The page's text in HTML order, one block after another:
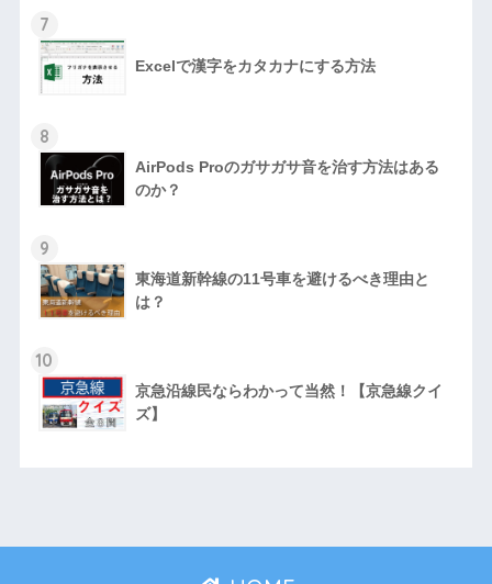
7
Excelで漢字をカタカナにする方法
8
AirPods Proのガサガサ音を治す方法はある
のか？
9
東海道新幹線の11号車を避けるべき理由と
は？
10
京急沿線民ならわかって当然！【京急線クイ
ズ】